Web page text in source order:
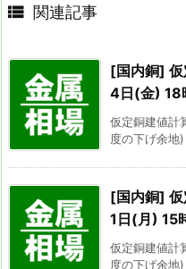
 関連記事
[国内銅]
4日(金) 18
仮定銅建値計
度の下げ余地
[国内銅]
1日(月) 15
仮定銅建値計
度の下げ余地